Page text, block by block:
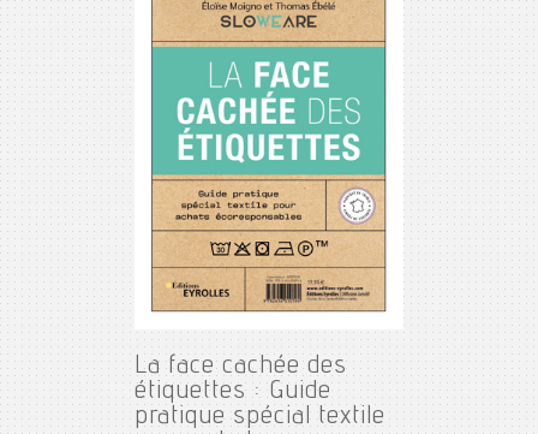
La face cachée des
étiquettes : Guide
pratique spécial textile